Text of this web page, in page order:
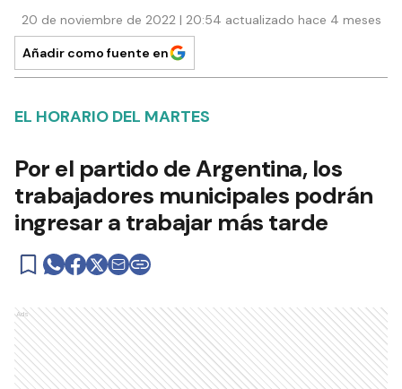
20 de noviembre de 2022 | 20:54 actualizado hace 4 meses
Añadir como fuente en
EL HORARIO DEL MARTES
Por el partido de Argentina, los
trabajadores municipales podrán
ingresar a trabajar más tarde
Ads